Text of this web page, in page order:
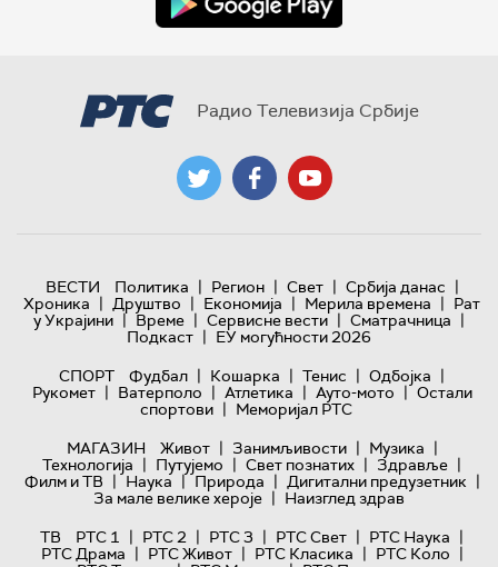
Радио Телевизија Србије
ВЕСТИ Политика | Регион | Свет | Србија данас |
Хроника | Друштво | Економија | Мерила времена | Рат
у Украјини | Време | Сервисне вести | Сматрачница |
Подкаст | ЕУ могућности 2026
СПОРТ
Фудбал | Кошарка | Тенис | Одбојка |
Рукомет | Ватерполо | Атлетика | Ауто-мото | Остали
спортови | Меморијал РТС
МАГАЗИН
Живот | Занимљивости | Музика |
Технологијa | Путујемо | Свет познатих | Здравље |
Филм и ТВ | Наука | Природа | Дигитални предузетник |
За мале велике хероје | Наизглед здрав
ТВ
РТС 1 | РТС 2 | РТС 3 | РТС Свет | РТС Наука |
РТС Драма | РТС Живот | РТС Класика | РТС Коло |